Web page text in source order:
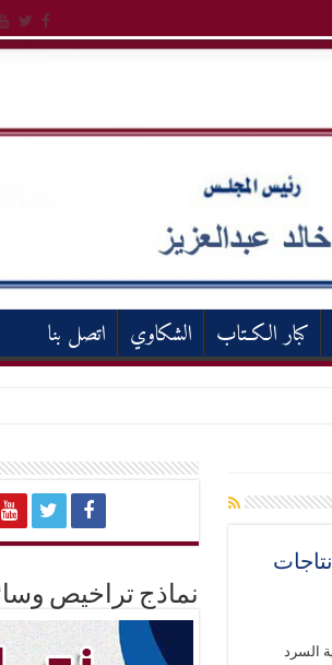
كبار الكـتاب الشكاوي اتصل بنا
السرد
نماذج تراخيص